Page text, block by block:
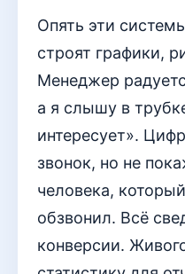
Опять эти
строят графики,
Менеджер
а я слышу в
интересует».
звонок, но не
человека,
обзвонил. Всё
конверсии.